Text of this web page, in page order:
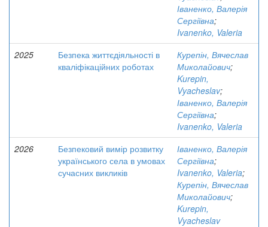
Іваненко, Валерія
Сергіївна;
Ivanenko, Valeria
2025
Безпека життєдіяльності в
кваліфікаційних роботах
Курепін, Вячеслав
Миколайович;
Kurepin,
Vyacheslav;
Іваненко, Валерія
Сергіївна;
Ivanenko, Valeria
2026
Безпековий вимір розвитку
українського села в умовах
сучасних викликів
Іваненко, Валерія
Сергіївна;
Ivanenko, Valeria;
Курепін, Вячеслав
Миколайович;
Kurepin,
Vyacheslav